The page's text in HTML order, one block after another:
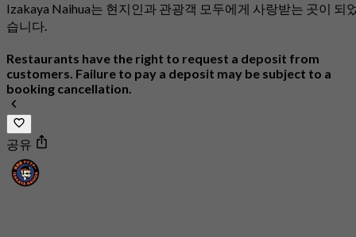
Izakaya Naihua는 현지인과 관광객 모두에게 사랑받는 곳이 되
습니다.
Restaurants have the right to request a deposit from
customers. Failure to pay a deposit may be subject to a
booking cancellation.
공유